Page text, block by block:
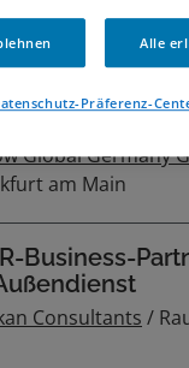
Korn
Frechen
(m/w/d)
Global Germany
am Main
Business-
Consultants /
Alle
Präferenz-